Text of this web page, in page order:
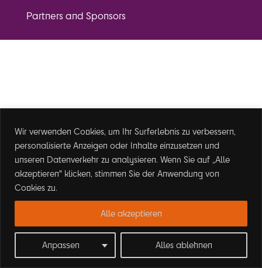
Wir verwenden Cookies, um Ihr Surferlebnis zu verbessern,
personalisierte Anzeigen oder Inhalte einzusetzen und
unseren Datenverkehr zu analysieren. Wenn Sie auf „Alle
akzeptieren" klicken, stimmen Sie der Anwendung von
Cookies zu.
Anpassen Alles ablehnen
Alle akzeptieren
Partners and Sponsors